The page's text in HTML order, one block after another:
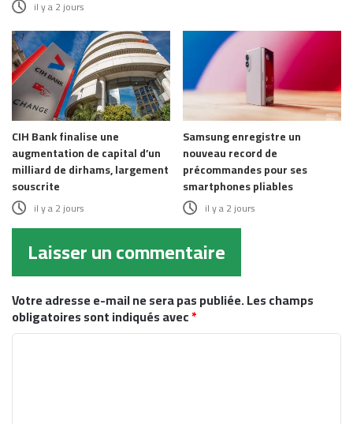
il y a 2 jours
CIH Bank finalise une
augmentation de capital d’un
milliard de dirhams, largement
souscrite
il y a 2 jours
Samsung enregistre un
nouveau record de
précommandes pour ses
smartphones pliables
il y a 2 jours
Laisser un commentaire
Votre adresse e-mail ne sera pas publiée.Les champs
obligatoires sont indiqués avec*